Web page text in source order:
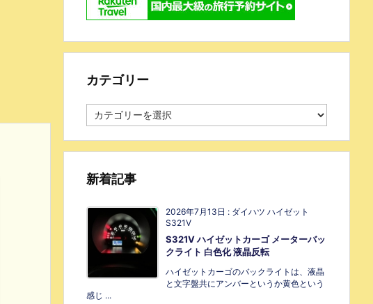
カテゴリー
新着記事
2026年7月13日 : ダイハツ ハイゼット
S321V
S321V ハイゼットカーゴ メーターバッ
クライト 白色化 液晶反転
ハイゼットカーゴのバックライトは、液晶
と文字盤共にアンバーというか黄色という
感じ ...